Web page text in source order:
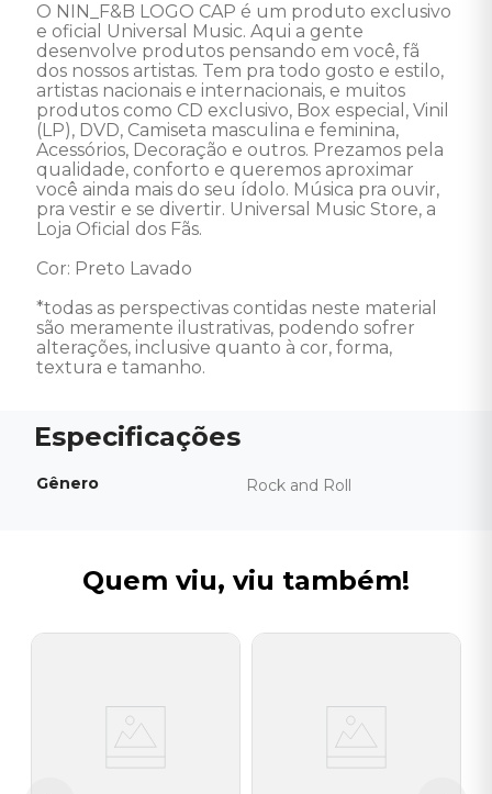
O NIN_F&B LOGO CAP é um produto exclusivo
e oficial Universal Music. Aqui a gente
desenvolve produtos pensando em você, fã
dos nossos artistas. Tem pra todo gosto e estilo,
artistas nacionais e internacionais, e muitos
produtos como CD exclusivo, Box especial, Vinil
(LP), DVD, Camiseta masculina e feminina,
Acessórios, Decoração e outros. Prezamos pela
qualidade, conforto e queremos aproximar
você ainda mais do seu ídolo. Música pra ouvir,
pra vestir e se divertir. Universal Music Store, a
Loja Oficial dos Fãs.
Cor: Preto Lavado
*todas as perspectivas contidas neste material
são meramente ilustrativas, podendo sofrer
alterações, inclusive quanto à cor, forma,
textura e tamanho.
Gênero Rock and Roll
Quem viu, viu também!